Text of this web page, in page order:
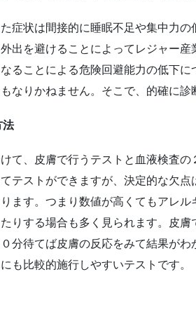
症状は間接的に睡眠不足や集中力
出を避けることによってレジャー
ることによる危険回避能力の低下
なりかねません。そこで、的確に診
法
て、皮膚で行うテストと血液検査
テストができますが、決定的な欠
ます。つまり数値が高くてもアレ
りする場合も多く見られます。皮
分待てば皮膚の反応をみて結果が
も比較的施行しやすいテストです。